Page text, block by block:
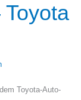
Toyota-Auto-